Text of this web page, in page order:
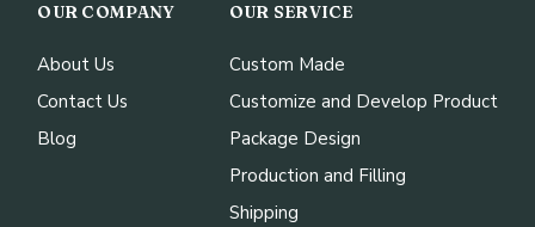
OUR COMPANY
About Us
Contact Us
Blog
OUR SERVICE
Custom Made
Customize and Develop Product
Package Design
Production and Filling
Shipping